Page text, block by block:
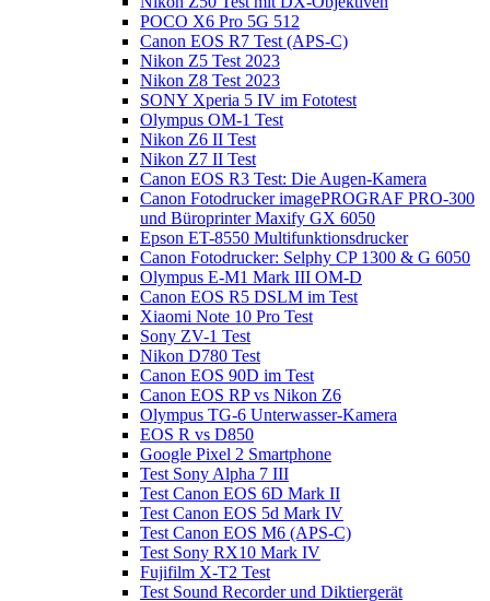
POCO X6 Pro 5G 512
Canon EOS R7 Test (APS-C)
Nikon Z5 Test 2023
Nikon Z8 Test 2023
SONY Xperia 5 IV im Fototest
Olympus OM-1 Test
Nikon Z6 II Test
Nikon Z7 II Test
Canon EOS R3 Test: Die Augen-Kamera
Canon Fotodrucker imagePROGRAF PRO-300
und Büroprinter Maxify GX 6050
Epson ET-8550 Multifunktionsdrucker
Canon Fotodrucker: Selphy CP 1300 & G 6050
Olympus E-M1 Mark III OM-D
Canon EOS R5 DSLM im Test
Xiaomi Note 10 Pro Test
Sony ZV-1 Test
Nikon D780 Test
Canon EOS 90D im Test
Canon EOS RP vs Nikon Z6
Olympus TG-6 Unterwasser-Kamera
EOS R vs D850
Google Pixel 2 Smartphone
Test Sony Alpha 7 III
Test Canon EOS 6D Mark II
Test Canon EOS 5d Mark IV
Test Canon EOS M6 (APS-C)
Test Sony RX10 Mark IV
Fujifilm X-T2 Test
Test Sound Recorder und Diktiergerät